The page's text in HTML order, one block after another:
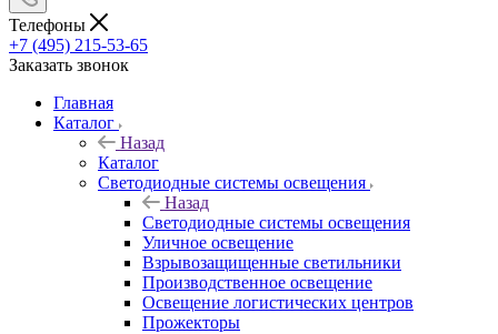
Телефоны
+7 (495) 215-53-65
Заказать звонок
Главная
Каталог
Назад
Каталог
Светодиодные системы освещения
Назад
Светодиодные системы освещения
Уличное освещение
Взрывозащищенные светильники
Производственное освещение
Освещение логистических центров
Прожекторы